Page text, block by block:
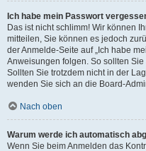
Ich habe mein Passwort
Das ist nicht schlimm! Wir können
mitteilen, Sie können es jedoch
der Anmelde-Seite auf „Ich habe
Anweisungen folgen. So sollten
Sollten Sie trotzdem nicht in der
wenden Sie sich an die Board-
Nach oben
Warum werde ich automatisch
Wenn Sie beim Anmelden das